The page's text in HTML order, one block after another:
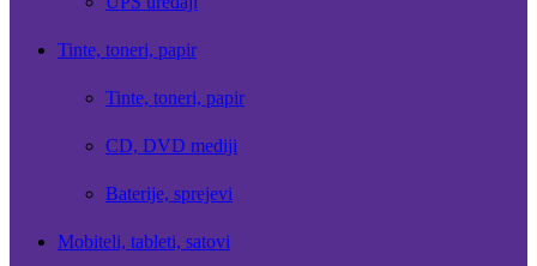
Tinte, toneri, papir
Tinte, toneri, papir
CD, DVD mediji
Baterije, sprejevi
Mobiteli, tableti, satovi